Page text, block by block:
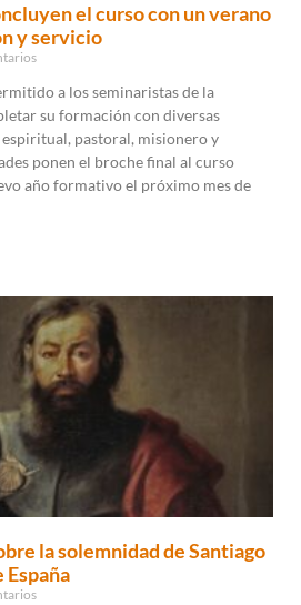
el curso con un verano
y servicio
a los seminaristas de la
su formación con diversas
pastoral, misionero y
ponen el broche final al curso
año formativo el próximo mes de
la solemnidad de Santiago